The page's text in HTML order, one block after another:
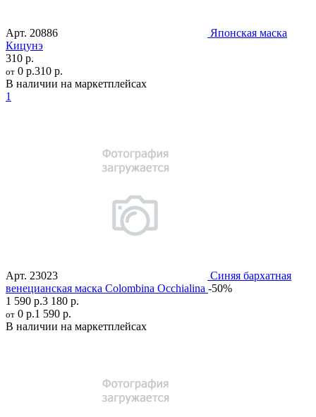
Арт. 20886
Японская маска
Кицунэ
310 р.
от 0 р.310 р.
В наличии на маркетплейсах
1
Арт. 23023
Синяя бархатная
венецианская маска Colombina Occhialina -50%
1 590 р.3 180 р.
от 0 р.1 590 р.
В наличии на маркетплейсах